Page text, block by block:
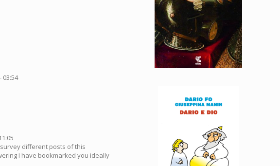
03:54
different posts of this
I have bookmarked you ideally